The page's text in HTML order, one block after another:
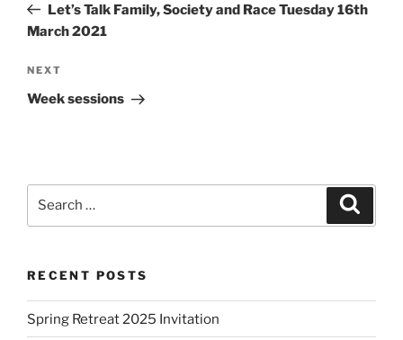
Let’s Talk Family, Society and Race Tuesday 16th
March 2021
NEXT
Week sessions
RECENT POSTS
Spring Retreat 2025 Invitation